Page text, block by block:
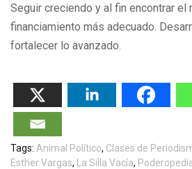
Seguir creciendo y al fin encontrar el
financiamiento más adecuado.
fortalecer lo avanzado.
Tags: Animal Político, Clases de
Esther Vargas, La Silla Vacía,